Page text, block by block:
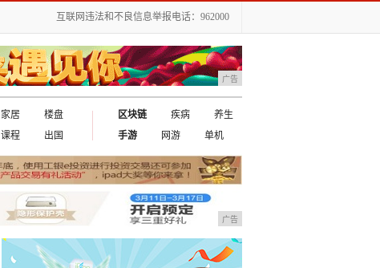
互联网违法和不良信息举报电话：962000
广告
家居
楼盘
课程 出国
区块链 疾病
养生
手游
网游 单机
广告